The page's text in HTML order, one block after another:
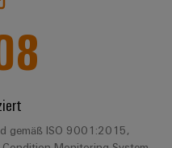
Verbindungen für
Ihre Industrie.
Unsere Neuheiten
im Bereich
gemäß ISO 9001:2015,